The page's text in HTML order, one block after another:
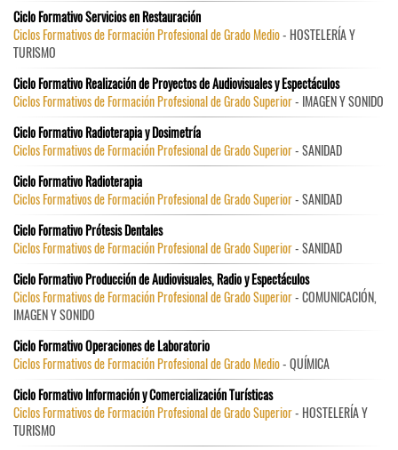
Ciclo Formativo Servicios en Restauración
Ciclos Formativos de Formación Profesional de Grado Medio- HOSTELERÍA Y
TURISMO
Ciclo Formativo Realización de Proyectos de Audiovisuales y Espectáculos
Ciclos Formativos de Formación Profesional de Grado Superior- IMAGEN Y SONIDO
Ciclo Formativo Radioterapia y Dosimetría
Ciclos Formativos de Formación Profesional de Grado Superior- SANIDAD
Ciclo Formativo Radioterapia
Ciclos Formativos de Formación Profesional de Grado Superior- SANIDAD
Ciclo Formativo Prótesis Dentales
Ciclos Formativos de Formación Profesional de Grado Superior- SANIDAD
Ciclo Formativo Producción de Audiovisuales, Radio y Espectáculos
Ciclos Formativos de Formación Profesional de Grado Superior- COMUNICACIÓN,
IMAGEN Y SONIDO
Ciclo Formativo Operaciones de Laboratorio
Ciclos Formativos de Formación Profesional de Grado Medio- QUÍMICA
Ciclo Formativo Información y Comercialización Turísticas
Ciclos Formativos de Formación Profesional de Grado Superior- HOSTELERÍA Y
TURISMO